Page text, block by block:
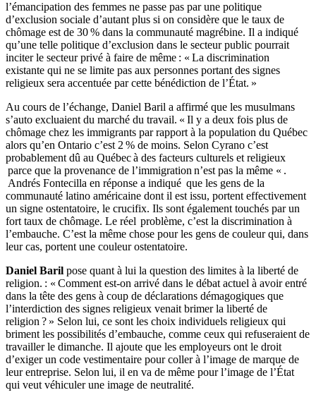
l’émancipation des femmes ne passe pas par une politique
d’exclusion sociale d’autant plus si on considère que le taux de
chômage est de 30 % dans la communauté magrébine. Il a indiqué
qu’une telle politique d’exclusion dans le secteur public pourrait
inciter le secteur privé à faire de même : « La discrimination
existante qui ne se limite pas aux personnes portant des signes
religieux sera accentuée par cette bénédiction de l’État. »
Au cours de l’échange, Daniel Baril a affirmé que les musulmans
s’auto excluaient du marché du travail. « Il y a deux fois plus de
chômage chez les immigrants par rapport à la population du Québec
alors qu’en Ontario c’est 2 % de moins. Selon Cyrano c’est
probablement dû au Québec à des facteurs culturels et religieux
parce que la provenance de l’immigration n’est pas la même « .
Andrés Fontecilla en réponse a indiqué que les gens de la
communauté latino américaine dont il est issu, portent effectivement
un signe ostentatoire, le crucifix. Ils sont également touchés par un
fort taux de chômage. Le réel problème, c’est la discrimination à
l’embauche. C’est la même chose pour les gens de couleur qui, dans
leur cas, portent une couleur ostentatoire.
Daniel Baril pose quant à lui la question des limites à la liberté de
religion. : « Comment est-on arrivé dans le débat actuel à avoir entré
dans la tête des gens à coup de déclarations démagogiques que
l’interdiction des signes religieux venait brimer la liberté de
religion ? » Selon lui, ce sont les choix individuels religieux qui
briment les possibilités d’embauche, comme ceux qui refuseraient de
travailler le dimanche. Il ajoute que les employeurs ont le droit
d’exiger un code vestimentaire pour coller à l’image de marque de
leur entreprise. Selon lui, il en va de même pour l’image de l’État
qui veut véhiculer une image de neutralité.